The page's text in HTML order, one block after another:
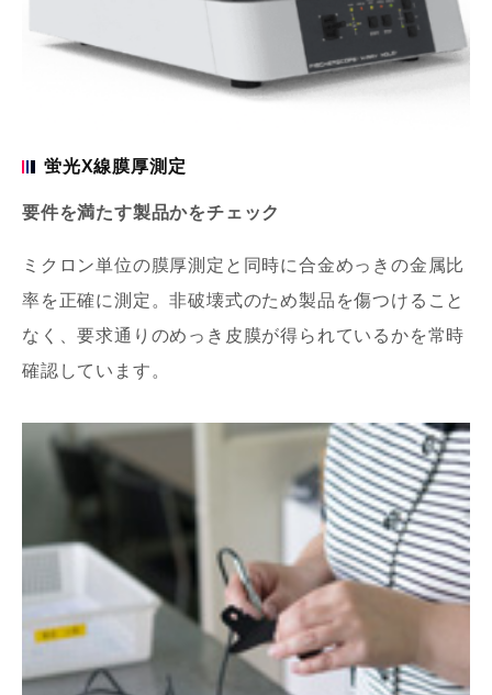
蛍光X線膜厚測定
要件を満たす製品かをチェック
ミクロン単位の膜厚測定と同時に合金めっきの金属比
率を正確に測定。非破壊式のため製品を傷つけること
なく、要求通りのめっき皮膜が得られているかを常時
確認しています。